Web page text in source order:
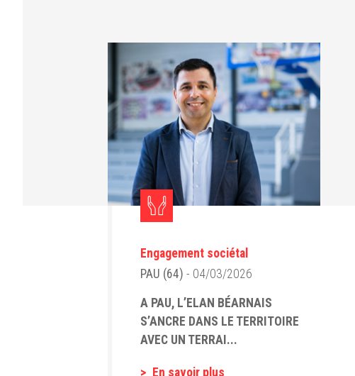
Engagement sociétal
PAU (64) - 04/03/2026
A PAU, L’ELAN BÉARNAIS
S’ANCRE DANS LE TERRITOIRE
AVEC UN TERRAI...
En savoir plus